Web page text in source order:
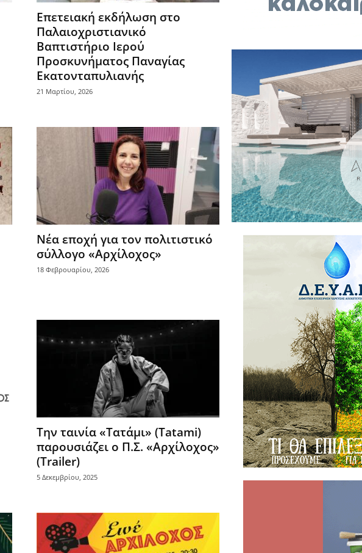
Επετειακή εκδήλωση στο
Παλαιοχριστιανικό
Βαπτιστήριο Ιερού
Προσκυνήματος Παναγίας
Εκατονταπυλιανής
21 Μαρτίου, 2026
Νέα εποχή για τον πολιτιστικό
σύλλογο «Αρχίλοχος»
18 Φεβρουαρίου, 2026
Την ταινία «Τατάμι» (Tatami)
παρουσιάζει ο Π.Σ. «Αρχίλοχος»
(Trailer)
5 Δεκεμβρίου, 2025